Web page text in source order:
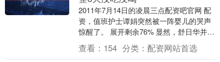
2011年7月14日的凌晨三点配资吧官网 配
资，值班护士谭娟突然被一阵婴儿的哭声
惊醒了。 展开剩余76% 显然，舒日华并不
相信谭娟的说法，不管谭娟怎么解释，他
都....
查看： 154 分类： 配资网站首选